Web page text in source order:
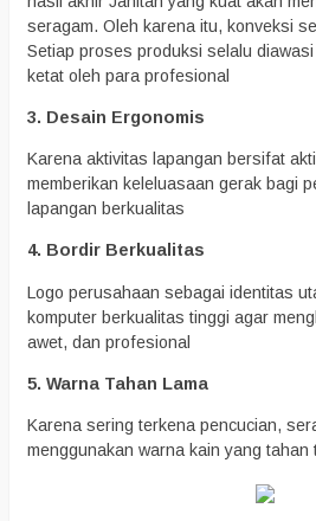
seragam. Oleh karena itu, konveksi
Setiap proses produksi selalu
ketat oleh para profesional
3. Desain Ergonomis
Karena aktivitas lapangan bersifat
memberikan keleluasaan gerak bagi
lapangan berkualitas
4. Bordir Berkualitas
Logo perusahaan sebagai identitas
komputer berkualitas tinggi agar
awet, dan profesional
5. Warna Tahan Lama
Karena sering terkena pencucian,
menggunakan warna kain yang tahan